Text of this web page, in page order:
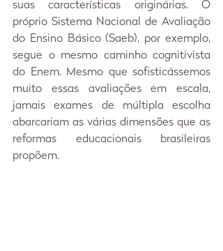
suas características originárias. O
próprio Sistema Nacional de Avaliação
do Ensino Básico (Saeb), por exemplo,
segue o mesmo caminho cognitivista
do Enem. Mesmo que sofisticássemos
muito essas avaliações em escala,
jamais exames de múltipla escolha
abarcariam as várias dimensões que as
reformas educacionais brasileiras
propõem.